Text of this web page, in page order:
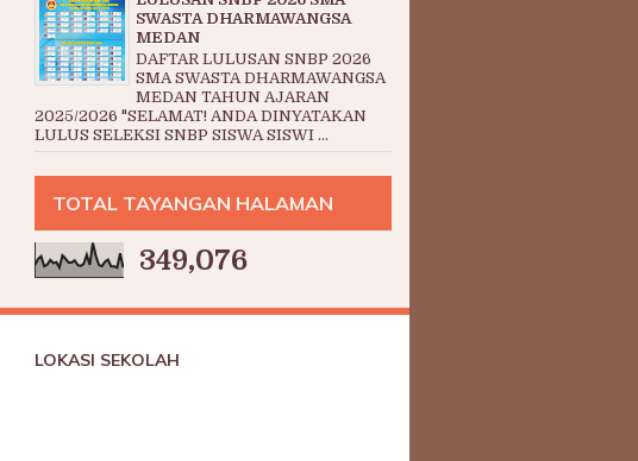
SWASTA DHARMAWANGSA
MEDAN
DAFTAR LULUSAN SNBP 2026
SMA SWASTA DHARMAWANGSA
MEDAN TAHUN AJARAN
2025/2026 "SELAMAT! ANDA DINYATAKAN
LULUS SELEKSI SNBP SISWA SISWI ...
TOTAL TAYANGAN HALAMAN
349,076
LOKASI SEKOLAH